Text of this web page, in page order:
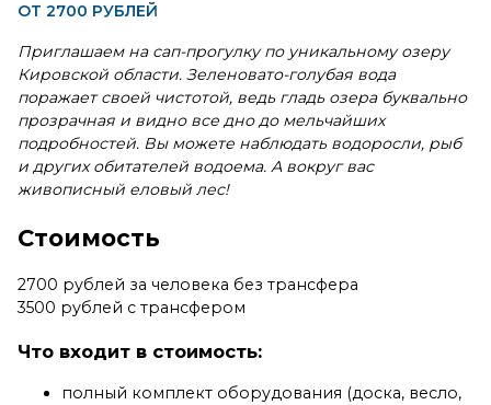
ОТ 2700 РУБЛЕЙ
Приглашаем на сап-прогулку по уникальному озеру
Кировской области. Зеленовато-голубая вода
поражает своей чистотой, ведь гладь озера буквально
прозрачная и видно все дно до мельчайших
подробностей. Вы можете наблюдать водоросли, рыб
и других обитателей водоема. А вокруг вас
живописный еловый лес!
Стоимость
2700 рублей за человека без трансфера
3500 рублей с трансфером
Что входит в стоимость:
полный комплект оборудования (доска, весло,